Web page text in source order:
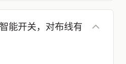
能开关，对布线有